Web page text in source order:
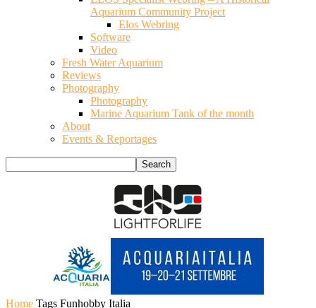
Aquarium Community Project
Elos Webring
Software
Video
Fresh Water Aquarium
Reviews
Photography
Photography
Marine Aquarium Tank of the month
About
Events & Reportages
Home Tags Funhobby Italia